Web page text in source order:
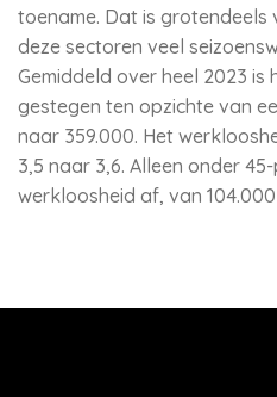
toename. Dat is
deze sectoren veel
Gemiddeld over heel 2023
gestegen ten opzichte van
naar 359.000. Het
3,5 naar 3,6. Alleen onder
werkloosheid af, van